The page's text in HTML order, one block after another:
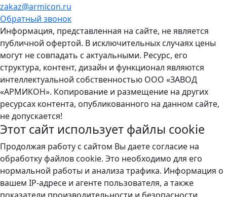
zakaz@armicon.ru
Обратный звонок
Информация, представленная на сайте, не является
публичной офертой. В исключительных случаях цены
могут не совпадать с актуальными. Ресурс, его
структура, контент, дизайн и функционал являются
интеллектуальной собственностью ООО «ЗАВОД
«АРМИКОН». Копирование и размещение на других
ресурсах контента, опубликованного на данном сайте,
не допускается!
Этот сайт использует файлы cookie
Продолжая работу с сайтом Вы даете согласие на
обработку файлов cookie. Это необходимо для его
нормальной работы и анализа трафика. Информация о
вашем IP-адресе и агенте пользователя, а также